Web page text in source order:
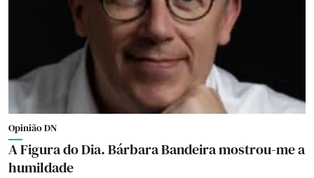
Opinião DN
A Figura do Dia. Bárbara Bandeira mostrou-me a
humildade